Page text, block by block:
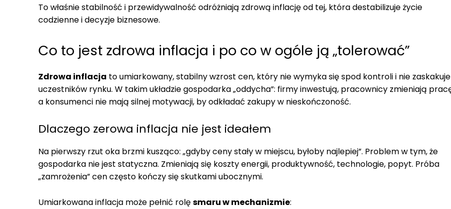
To właśnie stabilność i przewidywalność odróżniają zdrową inflację od tej, która destabilizuje życie
codzienne i decyzje biznesowe.
Co to jest zdrowa inflacja i po co w ogóle ją „tolerować”
Zdrowa inflacja to umiarkowany, stabilny wzrost cen, który nie wymyka się spod kontroli i nie zaskakuje
uczestników rynku. W takim układzie gospodarka „oddycha”: firmy inwestują, pracownicy zmieniają
a konsumenci nie mają silnej motywacji, by odkładać zakupy w nieskończoność.
Dlaczego zerowa inflacja nie jest ideałem
Na pierwszy rzut oka brzmi kusząco: „gdyby ceny stały w miejscu, byłoby najlepiej”. Problem w tym, że
gospodarka nie jest statyczna. Zmieniają się koszty energii, produktywność, technologie, popyt. Próba
„zamrożenia” cen często kończy się skutkami ubocznymi.
Umiarkowana inflacja może pełnić rolęsmaru w mechanizmie: